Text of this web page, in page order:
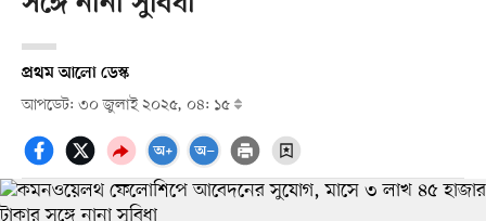
প্রথম আলো ডেস্ক
আপডেট: ৩০ জুলাই ২০২৫, ০৪: ১৫